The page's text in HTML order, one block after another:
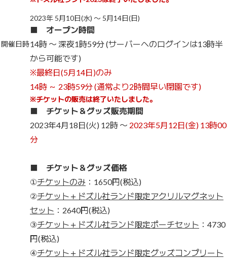
開催日時
2023年 5月10日(水) 〜 5月14日(日)
■ オープン時間
14時 〜 深夜1時59分 (サーバーへのログインは13時半
から可能です)
※最終日(5月14日)のみ
14時 ～ 23時59分 (通常より2時間早い閉園です)
※チケットの販売は終了いたしました。
■ チケット＆グッズ販売期間
2023年4月18日(火) 12時 〜 2023年5月12日(金) 13時00
分
■ チケット＆グッズ価格
①チケットのみ ：1650円(税込)
②チケット＋ドズル社ランド限定アクリルマグネット
セット ：2640円(税込)
③チケット＋ドズル社ランド限定ポーチセット ：4730
円(税込)
④チケット＋ドズル社ランド限定グッズコンプリート